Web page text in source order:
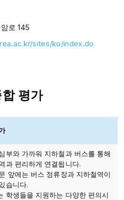
로 145
sites/ko/index.do
평가
부와 가까워 지하철과 버스를 통해
과 편리하게 연결됩니다.
앞에는 버스 정류장과 지하철역이
습니다.
학생들을 지원하는 다양한 편의시